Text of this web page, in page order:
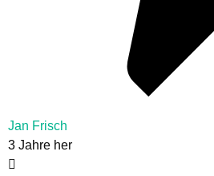
Jan Frisch
3 Jahre her